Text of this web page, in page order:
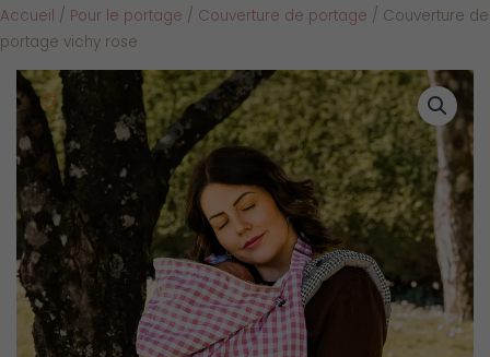
Accueil / Pour le portage / Couverture de portage / Couverture de
portage vichy rose